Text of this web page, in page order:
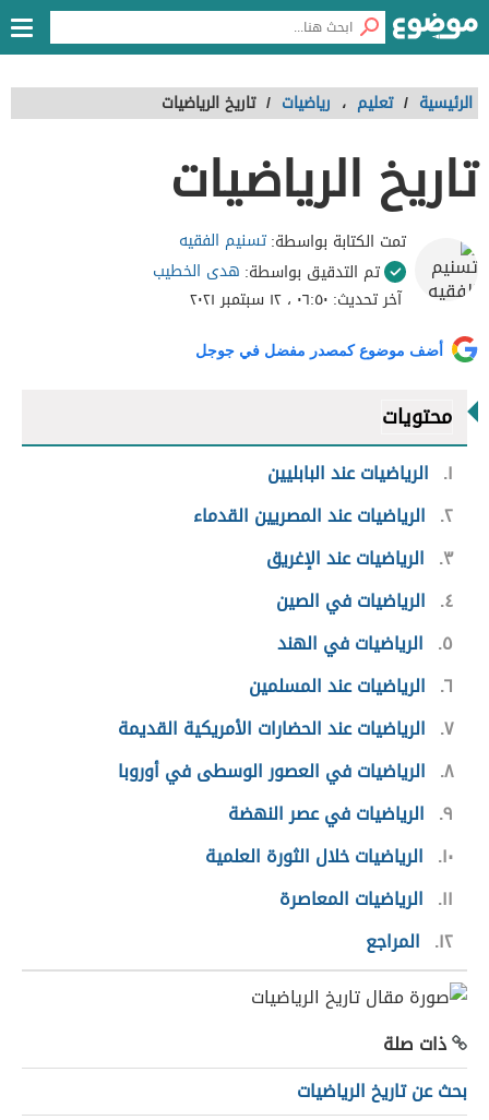
الرئيسية / تعليم ، رياضيات / تاريخ الرياضيات
تاريخ الرياضيات
تمت الكتابة بواسطة:تسنيم الفقيه
تم التدقيق بواسطة: هدى الخطيب
آخر تحديث: ٠٦:٥٠ ، ١٢ سبتمبر ٢٠٢١
أضف موضوع كمصدر مفضل في جوجل
محتويات
١
الرياضيات عند البابليين
٢ الرياضيات عند المصريين القدماء
٣
الرياضيات عند الإغريق
٤
الرياضيات في الصين
٥
الرياضيات في الهند
٦ الرياضيات عند المسلمين
٧ الرياضيات عند الحضارات الأمريكية القديمة
٨ الرياضيات في العصور الوسطى في أوروبا
٩ الرياضيات في عصر النهضة
١٠
الرياضيات خلال الثورة العلمية
١١
الرياضيات المعاصرة
١٢
المراجع
ذات صلة
بحث عن تاريخ الرياضيات